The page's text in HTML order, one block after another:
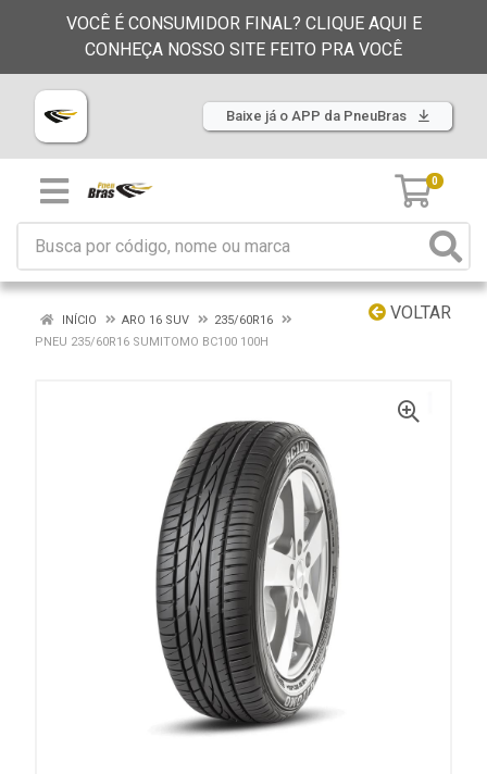
VOCÊ É CONSUMIDOR FINAL? CLIQUE AQUI E
CONHEÇA NOSSO SITE FEITO PRA VOCÊ
Baixe já o APP da PneuBras
0
VOLTAR
INÍCIO ARO 16 SUV
235/60R16
PNEU 235/60R16 SUMITOMO BC100 100H